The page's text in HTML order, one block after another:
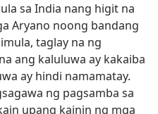
sa India nang higit na
Aryano noong bandang
taglay na ng
ang kaluluwa ay kakaiba
ay hindi namamatay.
ng pagsamba sa
upang kainin ng mga